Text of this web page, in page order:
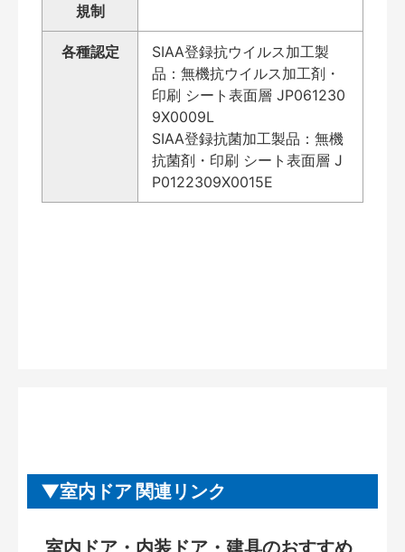
規制
各種認定
SIAA登録抗ウイルス加工製
品：無機抗ウイルス加工剤・
印刷 シート表面層 JP061230
9X0009L
SIAA登録抗菌加工製品：無機
抗菌剤・印刷 シート表面層 J
P0122309X0015E
室内ドア 関連リンク